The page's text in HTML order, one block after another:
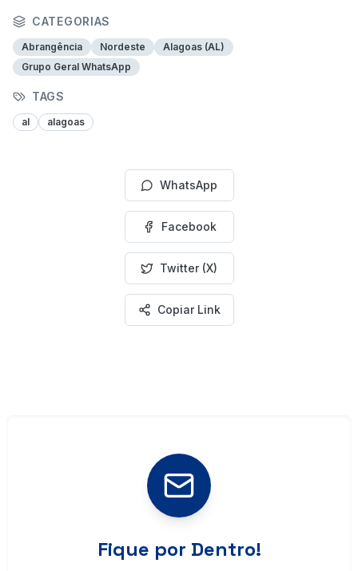
CATEGORIAS
Abrangência Nordeste
Alagoas (AL)
Grupo Geral WhatsApp
TAGS
al alagoas
WhatsApp
Facebook
Twitter (X)
Copiar Link
Fique por Dentro!